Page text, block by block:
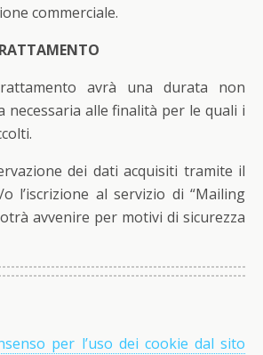
commerciale.
avrà una durata non
necessaria alle finalità per le quali i
dei dati acquisiti tramite il
l’iscrizione al servizio di “Mailing
avvenire per motivi di sicurezza
per l’uso dei cookie dal sito